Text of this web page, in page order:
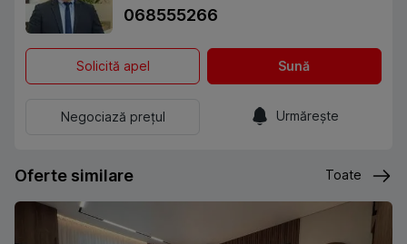
068555266
Solicită apel Sună
Negociază prețul Urmărește
Oferte similare Toate